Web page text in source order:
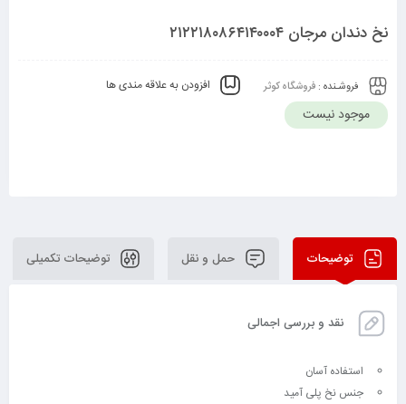
نخ دندان مرجان ۲۱۲۲۱۸۰۸۶۴۱۴۰۰۰۴
فروشـنده : فروشگاه کوثر افزودن به علاقه مندی ها
موجود نیست
توضیحات حمل و نقل توضیحات تکمیلی
نقد و بررسی اجمالی
استفاده آسان
جنس نخ پلی آمید